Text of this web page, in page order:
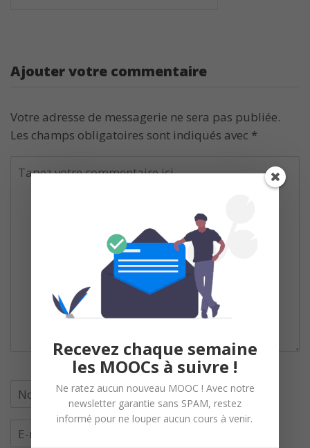
Ajouter votre commentaire
Votre adresse de messagerie ne sera pas publiée.
Les champs obligatoires sont indiqués avec *
Recevez chaque semaine
les MOOCs à suivre !
Ne ratez aucun nouveau MOOC ! Avec notre
newsletter garantie sans SPAM, restez
informé pour ne louper aucun cours à venir.